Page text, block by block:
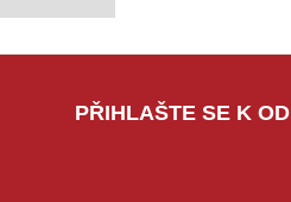
PŘIHLAŠTE SE K